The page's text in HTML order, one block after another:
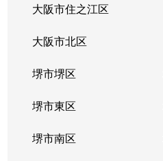
大阪市住之江区
大阪市北区
堺市堺区
堺市東区
堺市南区